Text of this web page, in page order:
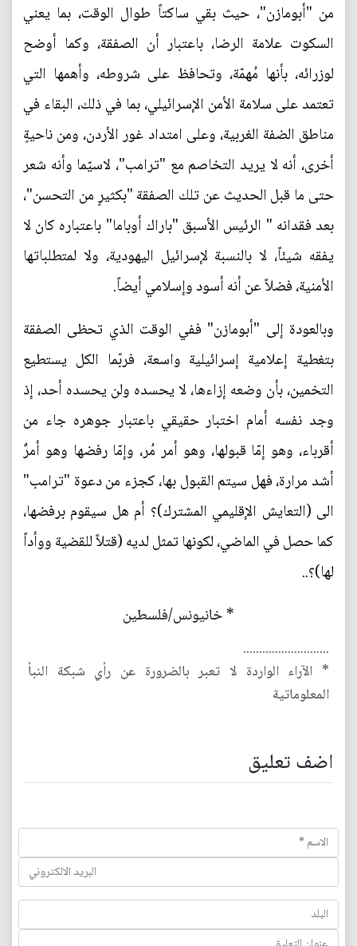
من "أبومازن"، حيث بقي ساكتاً طوال الوقت، بما يعني
السكوت علامة الرضا، باعتبار أن الصفقة، وكما أوضح
لوزرائه، بأنها مُهمّة، وتحافظ على شروطه، وأهمها التي
تعتمد على سلامة الأمن الإسرائيلي، بما في ذلك، البقاء في
مناطق الضفة الغربية، وعلى امتداد غور الأردن، ومن ناحيةٍ
أخرى، أنه لا يريد التخاصم مع "ترامب"، لاسيّما وأنه شعر
حتى ما قبل الحديث عن تلك الصفقة "بكثيرٍ من التحسن"،
بعد فقدانه " الرئيس الأسبق "باراك أوباما" باعتباره كان لا
يفقه شيئاً، لا بالنسبة لإسرائيل اليهودية، ولا لمتطلباتها
الأمنية، فضلاً عن أنه أسود وإسلامي أيضاً.
وبالعودة إلى "أبومازن" ففي الوقت الذي تحظى الصفقة
بتغطية إعلامية إسرائيلية واسعة، فربّما الكل يستطيع
التخمين، بأن وضعه إزاءها، لا يحسده ولن يحسده أحد، إذ
وجد نفسه أمام اختبار حقيقي باعتبار جوهره جاء من
أقرباء، وهو إمّا قبولها، وهو أمر مُر، وإمّا رفضها وهو أمرٌ
أشد مرارة، فهل سيتم القبول بها، كجزء من دعوة "ترامب"
الى (التعايش الإقليمي المشترك)؟ أم هل سيقوم برفضها،
كما حصل في الماضي، لكونها تمثل لديه (قتلاً للقضية ووأداً
لها)؟..
* خانيونس/فلسطين
...........................
* الآراء الواردة لا تعبر بالضرورة عن رأي شبكة النبأ
المعلوماتية
اضف تعليق